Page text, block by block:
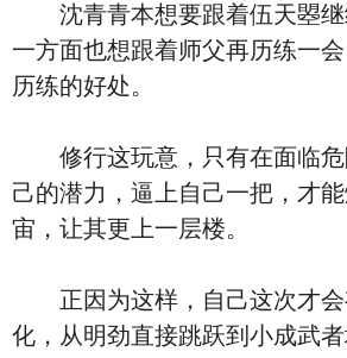
沈青青本想要跟着伍天曌继
一方面也想跟着师父再历练一
历练的好处。
修行这玩意，只有在面临危
己的潜力，逼上自己一把，才
宙，让其更上一层楼。
正因为这样，自己这次才会
化，从明劲直接跳跃到小成武者